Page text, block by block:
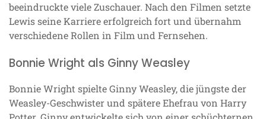
beeindruckte viele Zuschauer. Nach den Filmen setzte
Lewis seine Karriere erfolgreich fort und übernahm
verschiedene Rollen in Film und Fernsehen.
Bonnie Wright als Ginny Weasley
Bonnie Wright spielte Ginny Weasley, die jüngste der
Weasley-Geschwister und spätere Ehefrau von Harry